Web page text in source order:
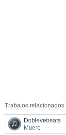
Trabajos relacionados
Doblevebeats
Muere